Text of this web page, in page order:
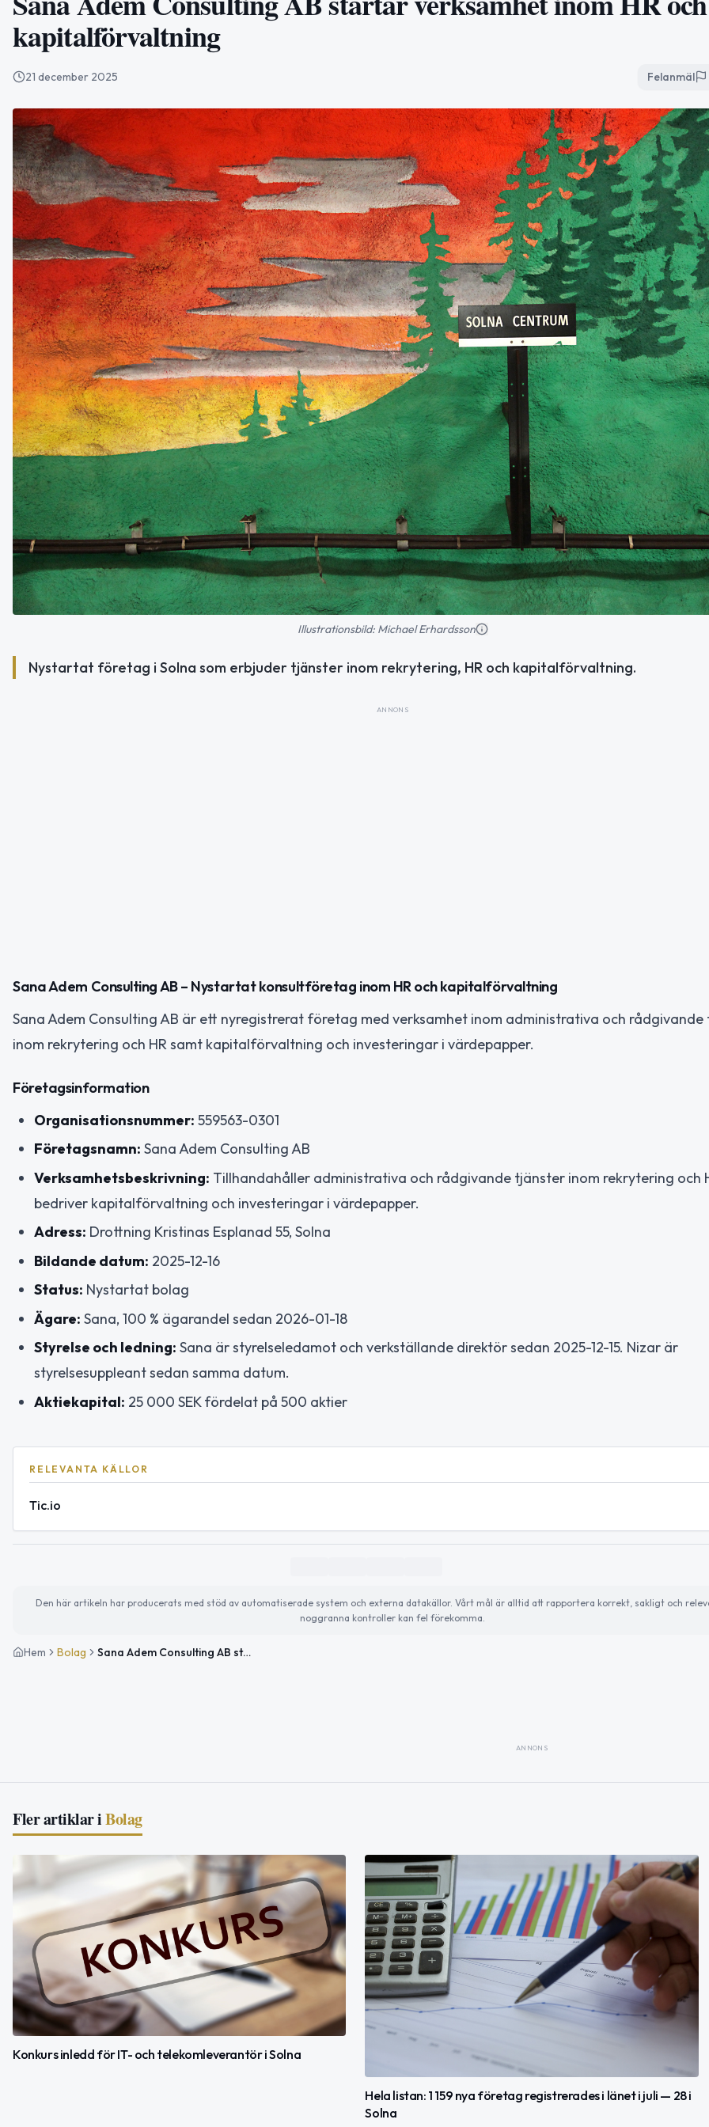
kapitalförvaltning
21 december 2025 Felanmäl
Illustrationsbild: Michael Erhardsson
Nystartat företag i Solna som erbjuder tjänster inom rekrytering, HR och kapitalförvaltning.
ANNONS
Sana Adem Consulting AB – Nystartat konsultföretag inom HR och kapitalförvaltning
Sana Adem Consulting AB är ett nyregistrerat företag med verksamhet inom administrativa och
inom rekrytering och HR samt kapitalförvaltning och investeringar i värdepapper.
Företagsinformation
Organisationsnummer: 559563-0301
Företagsnamn: Sana Adem Consulting AB
Verksamhetsbeskrivning: Tillhandahåller administrativa och rådgivande tjänster inom rekrytering och
bedriver kapitalförvaltning och investeringar i värdepapper.
Adress: Drottning Kristinas Esplanad 55, Solna
Bildande datum: 2025-12-16
Status: Nystartat bolag
Ägare: Sana, 100 % ägarandel sedan 2026-01-18
Styrelse och ledning: Sana är styrelseledamot och verkställande direktör sedan 2025-12-15. Nizar är
styrelsesuppleant sedan samma datum.
Aktiekapital: 25 000 SEK fördelat på 500 aktier
RELEVANTA KÄLLOR
Tic.io
Den här artikeln har producerats med stöd av automatiserade system och externa datakällor. Vårt mål är alltid att rapportera korrekt, sakligt och
noggranna kontroller kan fel förekomma.
Hem Bolag Sana Adem Consulting AB startar verksamhet inom HR och kapitalförvaltning
ANNONS
Fler artiklar iBolag
Konkurs inledd för IT- och telekomleverantör i Solna
Hela listan: 1 159 nya företag registrerades i länet i juli — 28 i
Solna